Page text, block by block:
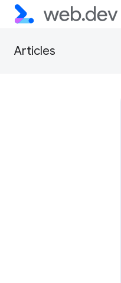
Articles